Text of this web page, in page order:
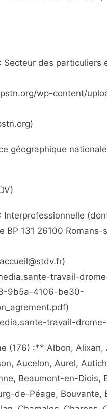
des particuliers
wp-content/
géographique
131 26100 Romans-
travail-
9b5a-4106-be30-
travail-
(176) :** Albon,
Aucelon, Aurel,
Beaumont-en-Diois,
de-Péage, Bouvante,